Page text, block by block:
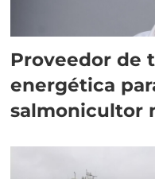
Proveedor de
energética
salmonicultor